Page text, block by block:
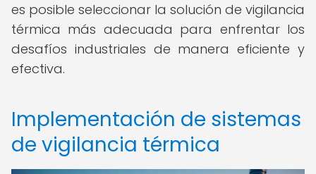
es posible seleccionar la solución de vigilancia
térmica más adecuada para enfrentar los
desafíos industriales de manera eficiente y
efectiva.
Implementación de sistemas
de vigilancia térmica